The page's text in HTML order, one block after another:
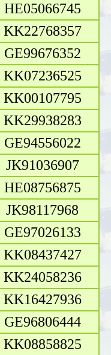
HE05066745
KK22768357
GE99676352
KK07236525
KK00107795
KK29938283
GE94556022
JK91036907
HE08756875
JK98117968
GE97026133
KK08437427
KK24058236
KK16427936
GE96806444
KK08858825